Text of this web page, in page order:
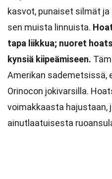
kasvot, punaiset silmät
sen muista linnuista.
tapa liikkua; nuoret
kynsiä kiipeämiseen.
Amerikan sademetsissä,
Orinocon jokivarsilla.
voimakkaasta hajustaan,
ainutlaatuisesta